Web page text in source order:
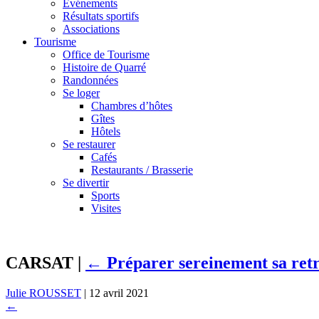
Événements
Résultats sportifs
Associations
Tourisme
Office de Tourisme
Histoire de Quarré
Randonnées
Se loger
Chambres d’hôtes
Gîtes
Hôtels
Se restaurer
Cafés
Restaurants / Brasserie
Se divertir
Sports
Visites
CARSAT | ← Préparer sereinement sa
Julie ROUSSET | 12 avril 2021
←